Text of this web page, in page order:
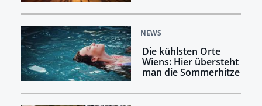
NEWS
Die kühlsten Orte
Wiens: Hier übersteht
man die Sommerhitze